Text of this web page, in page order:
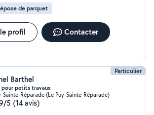
de parquet
profil Contacter
Particulier
Barthel
pour petits travaux
Sainte-Réparade (Le Puy-Sainte-Réparade)
5 (14 avis)